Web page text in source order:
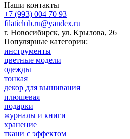
Наши контакты
+7 (993) 004 70 93
filaticlub.ru@yandex.ru
г. Новосибирск, ул. Крылова, 26
Популярные категории:
инструменты
цветные модели
одежды
тонкая
декор для вышивания
плюшевая
подарки
журналы и книги
хранение
ткани с эффектом